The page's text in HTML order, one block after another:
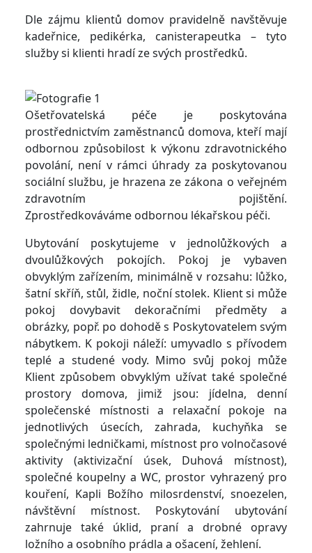
Dle zájmu klientů domov pravidelně navštěvuje
kadeřnice, pedikérka, canisterapeutka – tyto
služby si klienti hradí ze svých prostředků.
Ošetřovatelská péče je poskytována
prostřednictvím zaměstnanců domova, kteří mají
odbornou způsobilost k výkonu zdravotnického
povolání, není v rámci úhrady za poskytovanou
sociální službu, je hrazena ze zákona o veřejném
zdravotním pojištění.
Zprostředkováváme odbornou lékařskou péči.
Ubytování poskytujeme v jednolůžkových a
dvoulůžkových pokojích. Pokoj je vybaven
obvyklým zařízením, minimálně v rozsahu: lůžko,
šatní skříň, stůl, židle, noční stolek. Klient si může
pokoj dovybavit dekoračními předměty a
obrázky, popř. po dohodě s Poskytovatelem svým
nábytkem. K pokoji náleží: umyvadlo s přívodem
teplé a studené vody. Mimo svůj pokoj může
Klient způsobem obvyklým užívat také společné
prostory domova, jimiž jsou: jídelna, denní
společenské místnosti a relaxační pokoje na
jednotlivých úsecích, zahrada, kuchyňka se
společnými ledničkami, místnost pro volnočasové
aktivity (aktivizační úsek, Duhová místnost),
společné koupelny a WC, prostor vyhrazený pro
kouření, Kapli Božího milosrdenství, snoezelen,
návštěvní místnost. Poskytování ubytování
zahrnuje také úklid, praní a drobné opravy
ložního a osobního prádla a ošacení, žehlení.